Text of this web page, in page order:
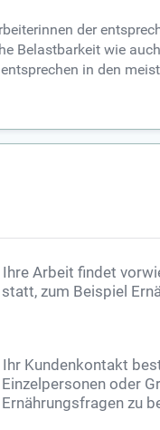
der
Belastbarkeit wie
in den
Ihre Arbeit findet
statt, zum Beispiel
Ihr Kundenkontakt
Einzelpersonen oder
Ernährungsfragen zu